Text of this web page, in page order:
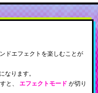
ドエフェクトを楽しむことが
なります。
と、
エフェクトモード が切り